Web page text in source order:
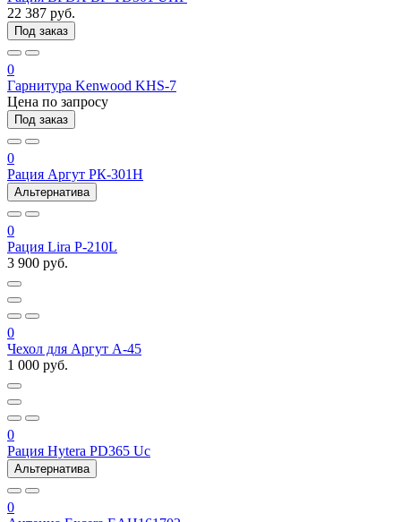
22 387 руб.
Под заказ
0
Гарнитура Kenwood KHS-7
Цена по запросу
Под заказ
0
Рация Аргут РК-301Н
Альтернатива
0
Рация Lira P-210L
3 900 руб.
0
Чехол для Аргут А-45
1 000 руб.
0
Рация Hytera PD365 Uc
Альтернатива
0